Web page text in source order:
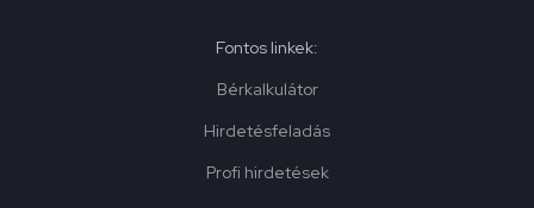
Fontos linkek:
Bérkalkulátor
Hirdetésfeladás
Profi hirdetések